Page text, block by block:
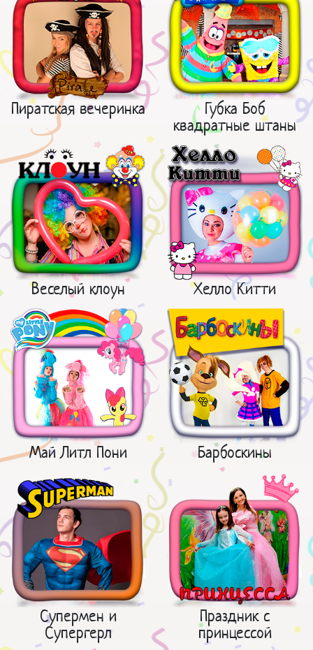
Пиратская вечеринка
Губка Боб
квадратные штаны
Веселый клоун Хелло Китти
Май Литл Пони Барбоскины
Супермен и
Супергерл
Праздник с
принцессой